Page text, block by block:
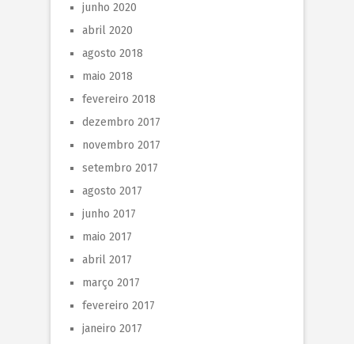
junho 2020
abril 2020
agosto 2018
maio 2018
fevereiro 2018
dezembro 2017
novembro 2017
setembro 2017
agosto 2017
junho 2017
maio 2017
abril 2017
março 2017
fevereiro 2017
janeiro 2017